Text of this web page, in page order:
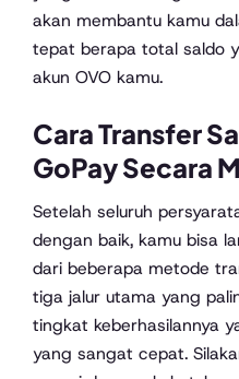
akan membantu kamu
tepat berapa total saldo
akun OVO kamu.
Cara Transfer
GoPay Secara
Setelah seluruh
dengan baik, kamu bisa
dari beberapa metode
tiga jalur utama yang
tingkat keberhasilannya
yang sangat cepat.